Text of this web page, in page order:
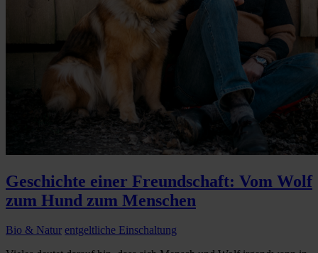
Geschichte einer Freundschaft: Vom Wolf
zum Hund zum Menschen
Bio & Natur entgeltliche Einschaltung